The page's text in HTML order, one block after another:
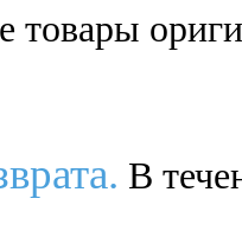
товары
В